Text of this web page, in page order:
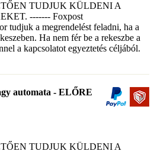
TUDJUK KÜLDENI A
------- Foxpost
tudjuk a megrendelést feladni, ha a
Ha nem fér be a rekeszbe a
a kapcsolatot egyeztetés céljából.
automata - ELŐRE
TUDJUK KÜLDENI A